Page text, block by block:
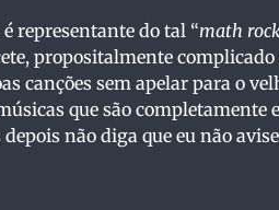
representante do tal “math rock
propositalmente complicado
canções sem apelar para o
que são completamente
não diga que eu não